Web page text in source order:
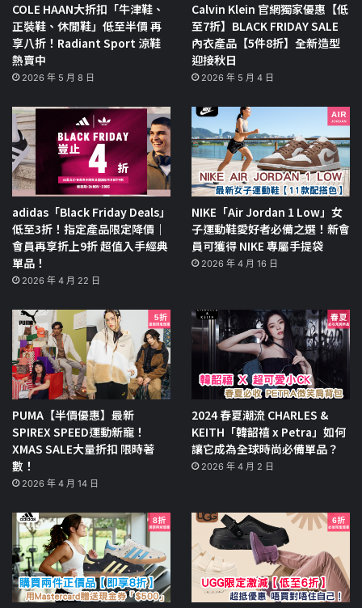
COLE HAAN大折扣「牛津鞋、
正裝鞋、休閒鞋」低至半價 再
享八折！Radiant Sport 涼鞋
熱賣中
2026 年 5 月 8 日
Calvin Klein 官網獨家優惠【低
至7折】BLACK FRIDAY SALE
內衣產品【5件8折】全新造型
迎接秋日
2026 年 5 月 4 日
adidas「Black Friday Deals」
低至3折！指定產品限定降價｜
會員再享折上9折 超值入手經典
單品！
2026 年 4 月 22 日
NIKE「Air Jordan 1 Low」女
子運動鞋愛好者必備之選！新會
員可獲得 NIKE 專屬手提袋
2026 年 4 月 16 日
PUMA【半價優惠】最新
SPIREX SPEED運動新寵！
XMAS SALE大量折扣 限時著
數！
2026 年 4 月 14 日
2024 春夏潮流 CHARLES &
KEITH「韓韶禧 x Petra」如何
讓它成為全球時尚必備單品？
2026 年 4 月 2 日